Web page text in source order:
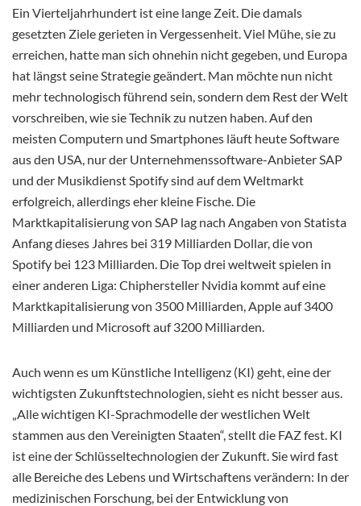
Ein Vierteljahrhundert ist eine lange Zeit. Die damals
gesetzten Ziele gerieten in Vergessenheit. Viel Mühe, sie zu
erreichen, hatte man sich ohnehin nicht gegeben, und Europa
hat längst seine Strategie geändert. Man möchte nun nicht
mehr technologisch führend sein, sondern dem Rest der Welt
vorschreiben, wie sie Technik zu nutzen haben. Auf den
meisten Computern und Smartphones läuft heute Software
aus den USA, nur der Unternehmenssoftware-Anbieter SAP
und der Musikdienst Spotify sind auf dem Weltmarkt
erfolgreich, allerdings eher kleine Fische. Die
Marktkapitalisierung von SAP lag nach Angaben von Statista
Anfang dieses Jahres bei 319 Milliarden Dollar, die von
Spotify bei 123 Milliarden. Die Top drei weltweit spielen in
einer anderen Liga: Chiphersteller Nvidia kommt auf eine
Marktkapitalisierung von 3500 Milliarden, Apple auf 3400
Milliarden und Microsoft auf 3200 Milliarden.
Auch wenn es um Künstliche Intelligenz (KI) geht, eine der
wichtigsten Zukunftstechnologien, sieht es nicht besser aus.
„Alle wichtigen KI-Sprachmodelle der westlichen Welt
stammen aus den Vereinigten Staaten“, stellt die FAZ fest. KI
ist eine der Schlüsseltechnologien der Zukunft. Sie wird fast
alle Bereiche des Lebens und Wirtschaftens verändern: In der
medizinischen Forschung, bei der Entwicklung von